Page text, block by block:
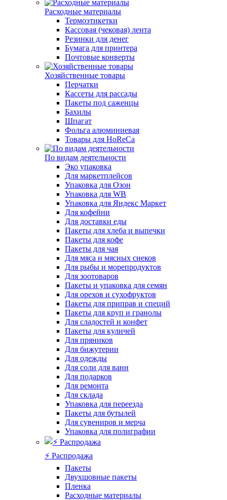
Расходные материалы
Термоэтикетки
Кассовая (чековая) лента
Резинки для денег
Бумага для принтера
Почтовые конверты
Хозяйственные товары
Перчатки
Кассеты для рассады
Пакеты под саженцы
Бахилы
Шпагат
Фольга алюминиевая
Товары для HoReCa
По видам деятельности
Эко упаковка
Для маркетплейсов
Упаковка для Озон
Упаковка для WB
Упаковка для Яндекс Маркет
Для кофейни
Для доставки еды
Пакеты для хлеба и выпечки
Пакеты для кофе
Пакеты для чая
Для мяса и мясных снеков
Для рыбы и морепродуктов
Для зоотоваров
Пакеты и упаковка для семян
Для орехов и сухофруктов
Пакеты для приправ и специй
Пакеты для круп и гранолы
Для сладостей и конфет
Пакеты для куличей
Для пряников
Для бижутерии
Для одежды
Для соли для ванн
Для подарков
Для ремонта
Для склада
Упаковка для переезда
Пакеты для бутылей
Для сувениров и мерча
Упаковка для полиграфии
⚡️ Распродажа
Пакеты
Двухшовные пакеты
Пленка
Расходные материалы